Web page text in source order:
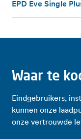
EPD Eve Single
Waar te
Eindgebruikers,
kunnen onze
onze vertrouwde